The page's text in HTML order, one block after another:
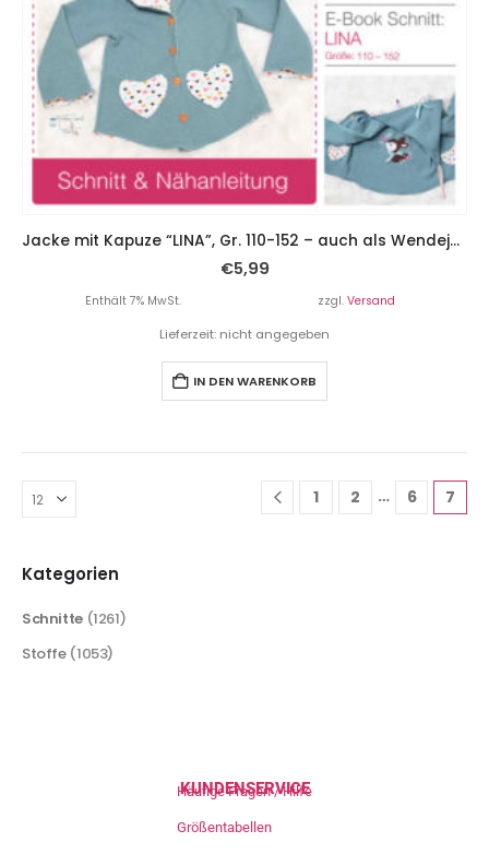
Jacke mit Kapuze “LINA”, Gr. 110-152 – auch als Wendejacke! – 2 Schnitte inklusive
€5,99
Enthält 7% MwSt. zzgl. Versand
Lieferzeit: nicht angegeben
IN DEN WARENKORB
1 2 … 6 7
Kategorien
Schnitte (1261)
Stoffe (1053)
KUNDENSERVICE
Häufige Fragen / Hilfe
Größentabellen